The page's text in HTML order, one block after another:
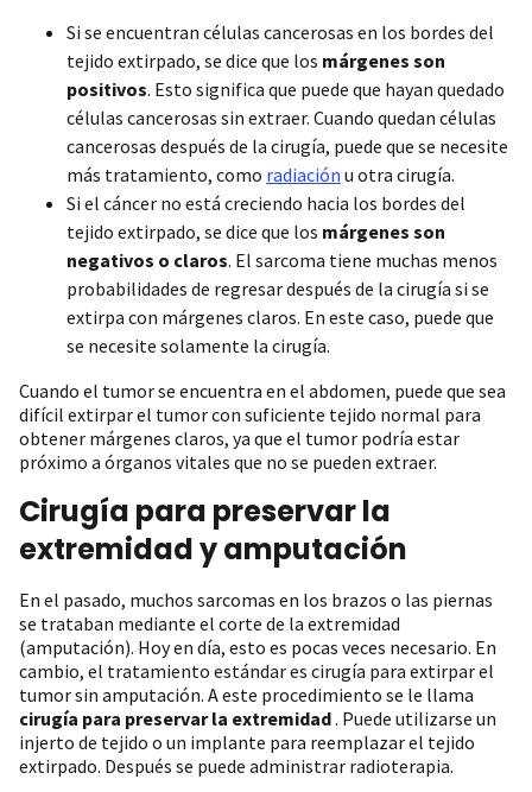
Si se encuentran células cancerosas en los bordes del
tejido extirpado, se dice que los márgenes son
positivos. Esto significa que puede que hayan quedado
células cancerosas sin extraer. Cuando quedan células
cancerosas después de la cirugía, puede que se necesite
más tratamiento, como radiación u otra cirugía.
Si el cáncer no está creciendo hacia los bordes del
tejido extirpado, se dice que los márgenes son
negativos o claros. El sarcoma tiene muchas menos
probabilidades de regresar después de la cirugía si se
extirpa con márgenes claros. En este caso, puede que
se necesite solamente la cirugía.
Cuando el tumor se encuentra en el abdomen, puede que sea
difícil extirpar el tumor con suficiente tejido normal para
obtener márgenes claros, ya que el tumor podría estar
próximo a órganos vitales que no se pueden extraer.
Cirugía para preservar la
extremidad y amputación
En el pasado, muchos sarcomas en los brazos o las piernas
se trataban mediante el corte de la extremidad
(amputación). Hoy en día, esto es pocas veces necesario. En
cambio, el tratamiento estándar es cirugía para extirpar el
tumor sin amputación. A este procedimiento se le llama
cirugía para preservar la extremidad. Puede utilizarse un
injerto de tejido o un implante para reemplazar el tejido
extirpado. Después se puede administrar radioterapia.